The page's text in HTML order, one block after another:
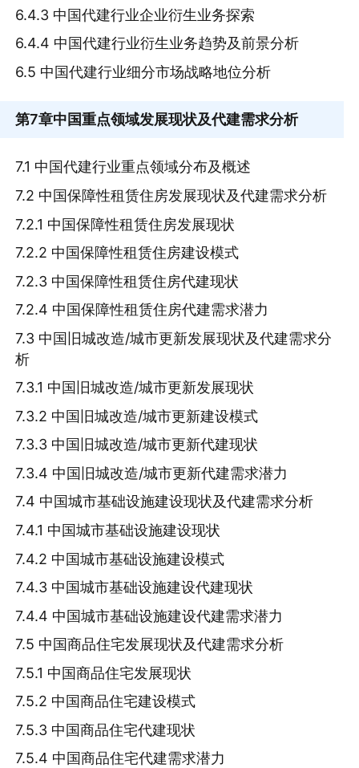
6.4.3 中国代建行业企业衍生业务探索
6.4.4 中国代建行业衍生业务趋势及前景分析
6.5 中国代建行业细分市场战略地位分析
第7章中国重点领域发展现状及代建需求分析
7.1 中国代建行业重点领域分布及概述
7.2 中国保障性租赁住房发展现状及代建需求分析
7.2.1 中国保障性租赁住房发展现状
7.2.2 中国保障性租赁住房建设模式
7.2.3 中国保障性租赁住房代建现状
7.2.4 中国保障性租赁住房代建需求潜力
7.3 中国旧城改造/城市更新发展现状及代建需求分
析
7.3.1 中国旧城改造/城市更新发展现状
7.3.2 中国旧城改造/城市更新建设模式
7.3.3 中国旧城改造/城市更新代建现状
7.3.4 中国旧城改造/城市更新代建需求潜力
7.4 中国城市基础设施建设现状及代建需求分析
7.4.1 中国城市基础设施建设现状
7.4.2 中国城市基础设施建设模式
7.4.3 中国城市基础设施建设代建现状
7.4.4 中国城市基础设施建设代建需求潜力
7.5 中国商品住宅发展现状及代建需求分析
7.5.1 中国商品住宅发展现状
7.5.2 中国商品住宅建设模式
7.5.3 中国商品住宅代建现状
7.5.4 中国商品住宅代建需求潜力